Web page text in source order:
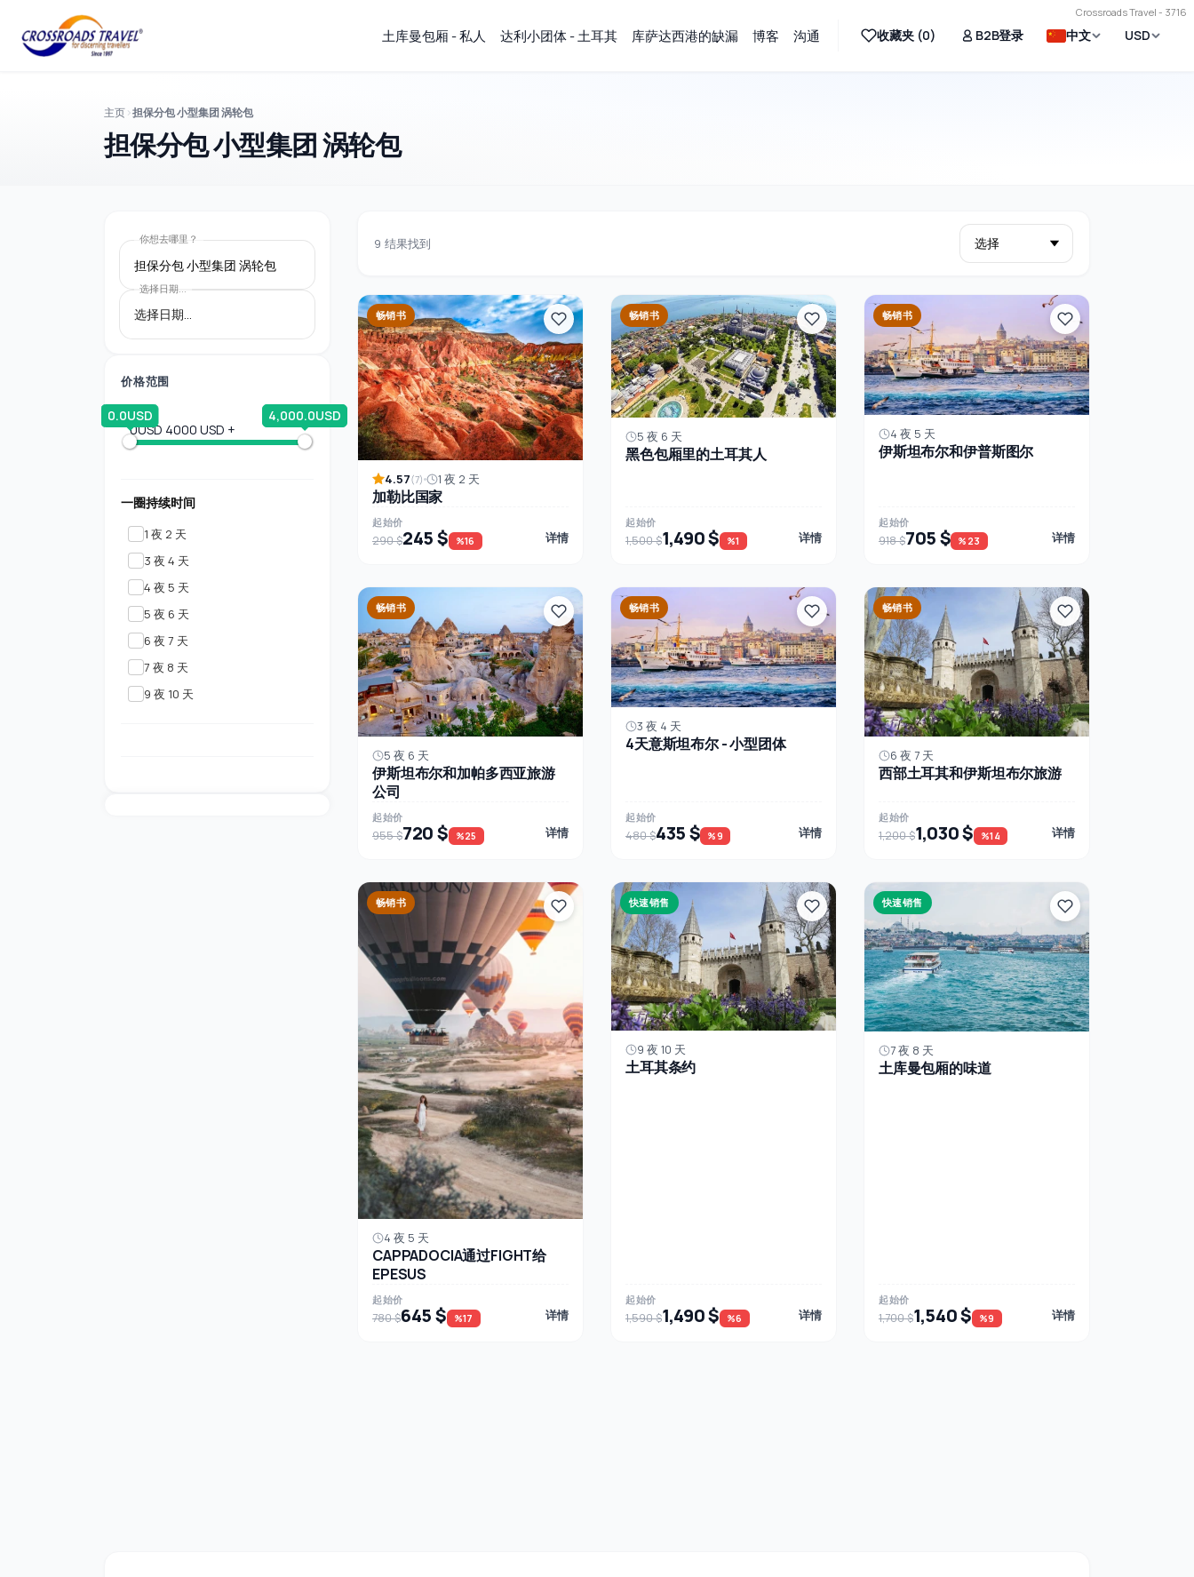
Crossroads Travel - 3716
土库曼包厢 - 私人 达利小团体 - 土耳其 库萨达西港的缺漏 博客 沟通 收藏夹 (0) B2B登录 中文 USD
主页 担保分包 小型集团 涡轮包
担保分包 小型集团 涡轮包
你想去哪里？
担保分包 小型集团 涡轮包
选择日期...
价格范围
0USD 4000 USD +
0.0USD 4,000.0USD
一圈持续时间
1 夜 2 天
3 夜 4 天
4 夜 5 天
5 夜 6 天
6 夜 7 天
7 夜 8 天
9 夜 10 天
9 结果找到
畅销书
4.57(7) 1 夜 2 天
加勒比国家
起始价
290 $245 $ %16 详情
畅销书
5 夜 6 天
黑色包厢里的土耳其人
起始价
1,500 $1,490 $ %1 详情
畅销书
4 夜 5 天
伊斯坦布尔和伊普斯图尔
起始价
918 $705 $ %23 详情
畅销书
5 夜 6 天
伊斯坦布尔和加帕多西亚旅游
公司
起始价
955 $720 $ %25 详情
畅销书
3 夜 4 天
4天意斯坦布尔 - 小型团体
起始价
480 $435 $ %9 详情
畅销书
6 夜 7 天
西部土耳其和伊斯坦布尔旅游
起始价
1,200 $1,030 $ %14 详情
畅销书
4 夜 5 天
CAPPADOCIA通过FIGHT给
EPESUS
起始价
780 $645 $ %17 详情
快速销售
9 夜 10 天
土耳其条约
起始价
1,590 $1,490 $ %6 详情
快速销售
7 夜 8 天
土库曼包厢的味道
起始价
1,700 $1,540 $ %9 详情